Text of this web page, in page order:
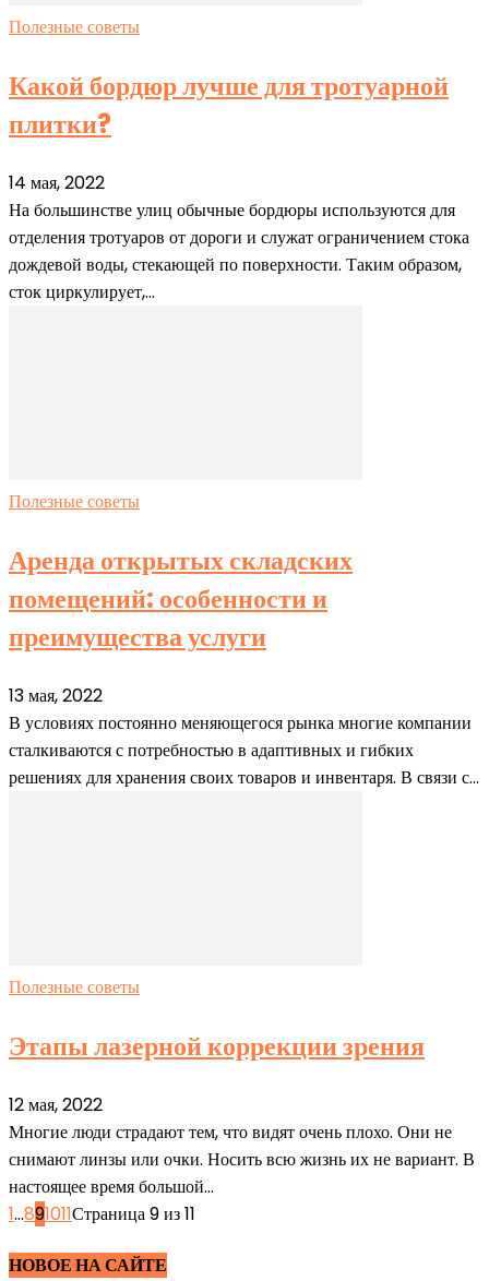
Полезные советы
Какой бордюр лучше для тротуарной
плитки?
14 мая, 2022
На большинстве улиц обычные бордюры используются для
отделения тротуаров от дороги и служат ограничением стока
дождевой воды, стекающей по поверхности. Таким образом,
сток циркулирует,...
Полезные советы
Аренда открытых складских
помещений: особенности и
преимущества услуги
13 мая, 2022
В условиях постоянно меняющегося рынка многие компании
сталкиваются с потребностью в адаптивных и гибких
решениях для хранения своих товаров и инвентаря. В связи с...
Полезные советы
Этапы лазерной коррекции зрения
12 мая, 2022
Многие люди страдают тем, что видят очень плохо. Они не
снимают линзы или очки. Носить всю жизнь их не вариант. В
настоящее время большой...
1...891011Страница 9 из 11
НОВОЕ НА САЙТЕ